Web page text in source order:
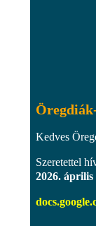
Kedves
Szeretettel
2026. április